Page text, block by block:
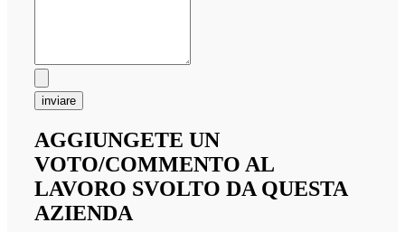
inviare
AGGIUNGETE UN
VOTO/COMMENTO AL
LAVORO SVOLTO DA QUESTA
AZIENDA